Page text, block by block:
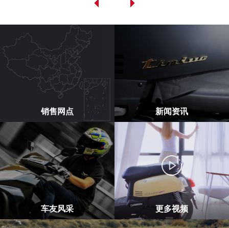
销售网点 新闻资讯
车友风采 更多视频